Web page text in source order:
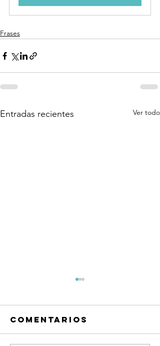
Frases
Entradas recientes Ver todo
Comentarios